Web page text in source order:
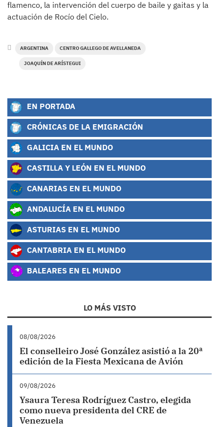
flamenco, la intervención del cuerpo de baile y gaitas y la
actuación de Rocío del Cielo.
ARGENTINA CENTRO GALLEGO DE AVELLANEDA
JOAQUÍN DE ARÍSTEGUI
EN PORTADA
CRÓNICAS DE LA EMIGRACIÓN
GALICIA EN EL MUNDO
CASTILLA Y LEÓN EN EL MUNDO
CANARIAS EN EL MUNDO
ANDALUCÍA EN EL MUNDO
ASTURIAS EN EL MUNDO
CANTABRIA EN EL MUNDO
BALEARES EN EL MUNDO
LO MÁS VISTO
08/08/2026
El conselleiro José González asistió a la 20ª
edición de la Fiesta Mexicana de Avión
09/08/2026
Ysaura Teresa Rodríguez Castro, elegida
como nueva presidenta del CRE de
Venezuela